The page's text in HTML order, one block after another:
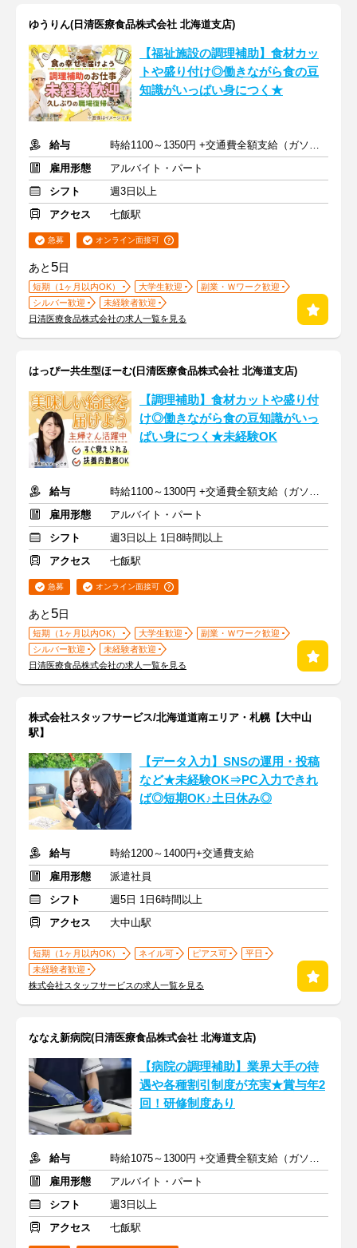
ゆうりん(日清医療食品株式会社 北海道支店)
【福祉施設の調理補助】食材カッ
トや盛り付け◎働きながら食の豆
知識がいっぱい身につく★
給与
時給1100～1350円 +交通費全額支給（ガソリン代も支給）
雇用形態
アルバイト・パート
シフト
週3日以上
アクセス
七飯駅
急募 オンライン面接可
あと 5日
短期（1ヶ月以内OK） 大学生歓迎
副業・Ｗワーク歓迎
シルバー歓迎
未経験者歓迎
日清医療食品株式会社の求人一覧を見る
はっぴー共生型ほーむ(日清医療食品株式会社 北海道支店)
【調理補助】食材カットや盛り付
け◎働きながら食の豆知識がいっ
ぱい身につく★未経験OK
給与
時給1100～1300円 +交通費全額支給（ガソリン代も支給）
雇用形態
アルバイト・パート
シフト
週3日以上 1日8時間以上
アクセス
七飯駅
急募 オンライン面接可
あと 5日
短期（1ヶ月以内OK） 大学生歓迎
副業・Ｗワーク歓迎
シルバー歓迎
未経験者歓迎
日清医療食品株式会社の求人一覧を見る
株式会社スタッフサービス/北海道道南エリア・札幌【大中山
駅】
【データ入力】SNSの運用・投稿
など★未経験OK⇒PC入力できれ
ば◎短期OK♪土日休み◎
給与
時給1200～1400円+交通費支給
雇用形態
派遣社員
シフト
週5日 1日6時間以上
アクセス
大中山駅
短期（1ヶ月以内OK） ネイル可 ピアス可
平日
未経験者歓迎
株式会社スタッフサービスの求人一覧を見る
ななえ新病院(日清医療食品株式会社 北海道支店)
【病院の調理補助】業界大手の待
遇や各種割引制度が充実★賞与年2
回！研修制度あり
給与
時給1075～1300円 +交通費全額支給（ガソリン代も支給）
雇用形態
アルバイト・パート
シフト
週3日以上
アクセス
七飯駅